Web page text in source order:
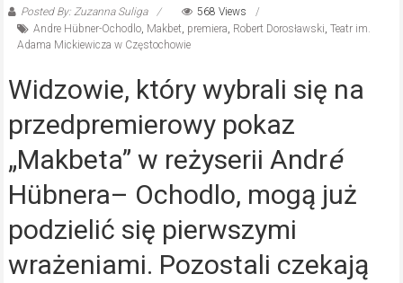
Posted By: Zuzanna Suliga
568 Views
Andre Hübner-Ochodlo, Makbet, premiera, Robert Dorosławski, Teatr im.
Adama Mickiewicza w Częstochowie
Widzowie, który wybrali się na
przedpremierowy pokaz
„Makbeta” w reżyserii André
Hübnera– Ochodlo, mogą już
podzielić się pierwszymi
wrażeniami. Pozostali czekają